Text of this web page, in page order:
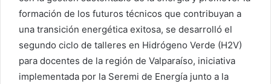
formación de los futuros técnicos que contribuyan a
una transición energética exitosa, se desarrolló el
segundo ciclo de talleres en Hidrógeno Verde (H2V)
para docentes de la región de Valparaíso, iniciativa
implementada por la Seremi de Energía junto a la